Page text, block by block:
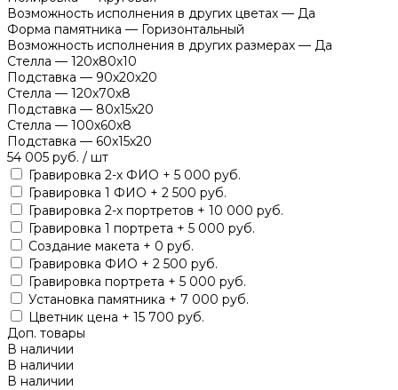
Возможность исполнения в других цветах — Да
Форма памятника — Горизонтальный
Возможность исполнения в других размерах — Да
Стелла — 120х80х10
Подставка — 90х20х20
Стелла — 120х70х8
Подставка — 80х15х20
Стелла — 100х60х8
Подставка — 60х15х20
54 005 руб. / шт
Гравировка 2-х ФИО + 5 000 руб.
Гравировка 1 ФИО + 2 500 руб.
Гравировка 2-х портретов + 10 000 руб.
Гравировка 1 портрета + 5 000 руб.
Создание макета + 0 руб.
Гравировка ФИО + 2 500 руб.
Гравировка портрета + 5 000 руб.
Установка памятника + 7 000 руб.
Цветник цена + 15 700 руб.
Доп. товары
В наличии
В наличии
В наличии